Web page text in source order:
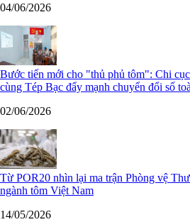
04/06/2026
Bước tiến mới cho "thủ phủ tôm": Chi
cùng Tép Bạc đẩy mạnh chuyển đổi số
02/06/2026
Từ POR20 nhìn lại ma trận Phòng vệ
ngành tôm Việt Nam
14/05/2026